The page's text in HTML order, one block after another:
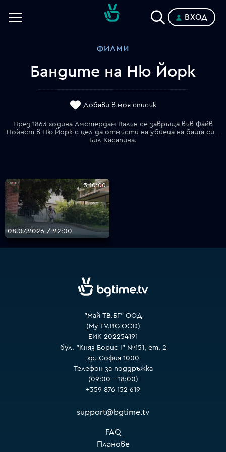
ВХОД
ФИЛМИ
Бандите на Ню Йорк
Добави в моя списък
През 1863 година Амстердам Валън се завръща във Файв
Пойнст в Ню Йорк с цел да отмъсти на убиеца на баща си _
Бил Касапина.
3:10:00
08.07.2026 / 22:00
"Май ТВ.БГ" ООД
(My TV.BG OOD)
ЕИК 202254191
бул. "Княз Борис I" №151, ет. 2
гр. София 1000
Телефон за поддръжка
(09:00 – 18:00)
+359 876 152 619
support@bgtime.tv
FAQ
Планове